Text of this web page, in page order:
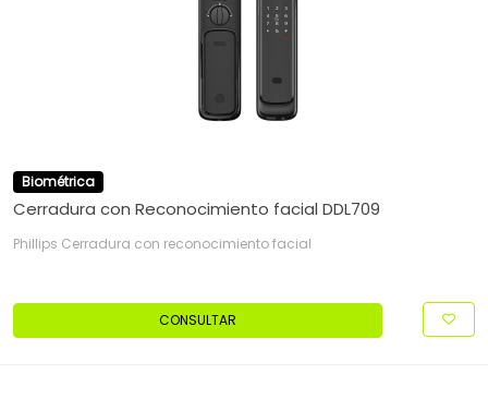
Biométrica
Cerradura con Reconocimiento facial DDL709
Phillips Cerradura con reconocimiento facial
CONSULTAR